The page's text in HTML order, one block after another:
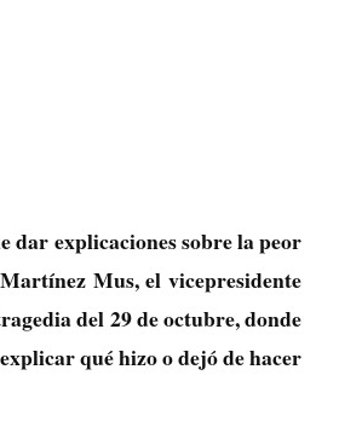
dar explicaciones sobre la peor
Mus, el vicepresidente
del 29 de octubre, donde
qué hizo o dejó de hacer